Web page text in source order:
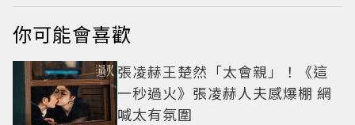
你可能會喜歡
張凌赫王楚然「太會親」！《這
一秒過火》張凌赫人夫感爆棚 網
喊太有氛圍